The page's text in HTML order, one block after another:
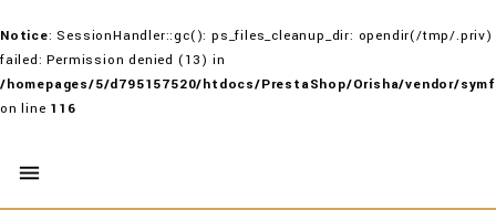
Notice: SessionHandler::gc(): ps_files_cleanup_dir: opendir(/tmp/.priv)
failed: Permission denied (13) in
/homepages/5/d795157520/htdocs/PrestaShop/Orisha/vendor/
on line 116
